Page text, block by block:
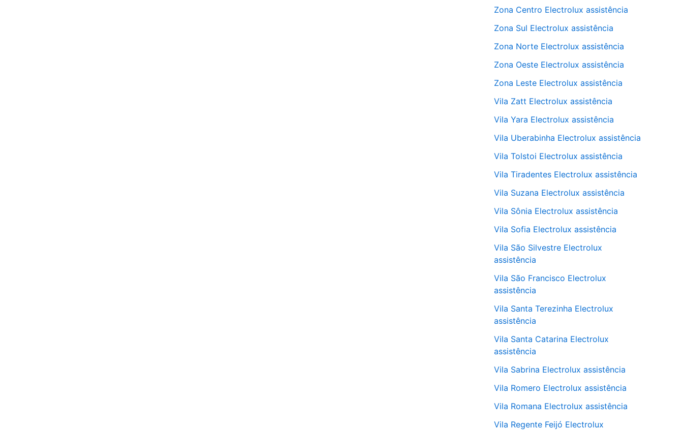
Zona Centro Electrolux assistência
Zona Sul Electrolux assistência
Zona Norte Electrolux assistência
Zona Oeste Electrolux assistência
Zona Leste Electrolux assistência
Vila Zatt Electrolux assistência
Vila Yara Electrolux assistência
Vila Uberabinha Electrolux assistência
Vila Tolstoi Electrolux assistência
Vila Tiradentes Electrolux assistência
Vila Suzana Electrolux assistência
Vila Sônia Electrolux assistência
Vila Sofia Electrolux assistência
Vila São Silvestre Electrolux
assistência
Vila São Francisco Electrolux
assistência
Vila Santa Terezinha Electrolux
assistência
Vila Santa Catarina Electrolux
assistência
Vila Sabrina Electrolux assistência
Vila Romero Electrolux assistência
Vila Romana Electrolux assistência
Vila Regente Feijó Electrolux